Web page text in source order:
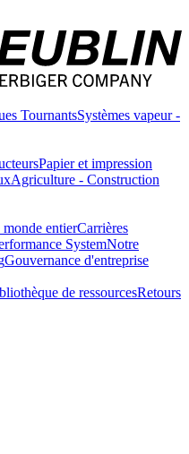
TournantsSystèmes vapeur -
Papier et impression
Agriculture - Construction
monde entierCarrières
SystemNotre
Gouvernance d'entreprise
de ressourcesRetours